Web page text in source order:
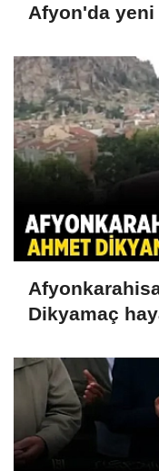
Afyon'da
Dikyamaç